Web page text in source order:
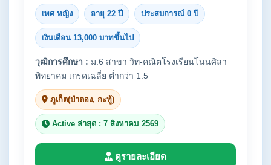
เพศ หญิง อายุ 22 ปี ประสบการณ์ 0 ปี
เงินเดือน 13,000 บาทขึ้นไป
วุฒิการศึกษา : ม.6 สาขา วิท-คณิตโรงเรียนโนนศิลา
พิทยาคม เกรดเฉลี่ย ต่ำกว่า 1.5
ภูเก็ต(ป่าตอง, กะทู้)
Active ล่าสุด : 7 สิงหาคม 2569
ดูรายละเอียด